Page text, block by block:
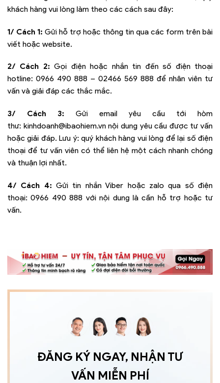
khách hàng vui lòng làm theo các cách sau đây:
1/ Cách 1: Gửi hỗ trợ hoặc thông tin qua các form trên bài
viết hoặc website.
2/ Cách 2: Gọi điện hoặc nhắn tin đến số điện thoại
hotline: 0966 490 888 – 02466 569 888 để nhân viên tư
vấn và giải đáp các thắc mắc.
3/ Cách 3: Gửi email yêu cầu tới hòm
thư: kinhdoanh@ibaohiem.vnnội dung yêu cầu được tư vấn
hoặc giải đáp. Lưu ý: quý khách hàng vui lòng để lại số điện
thoại để tư vấn viên có thể liên hệ một cách nhanh chóng
và thuận lợi nhất.
4/ Cách 4: Gửi tin nhắn Viber hoặc zalo qua số điện
thoại:0966 490 888 với nội dung là cần hỗ trợ hoặc tư
vấn.
ĐĂNG KÝ NGAY, NHẬN TƯ
VẤN MIỄN PHÍ